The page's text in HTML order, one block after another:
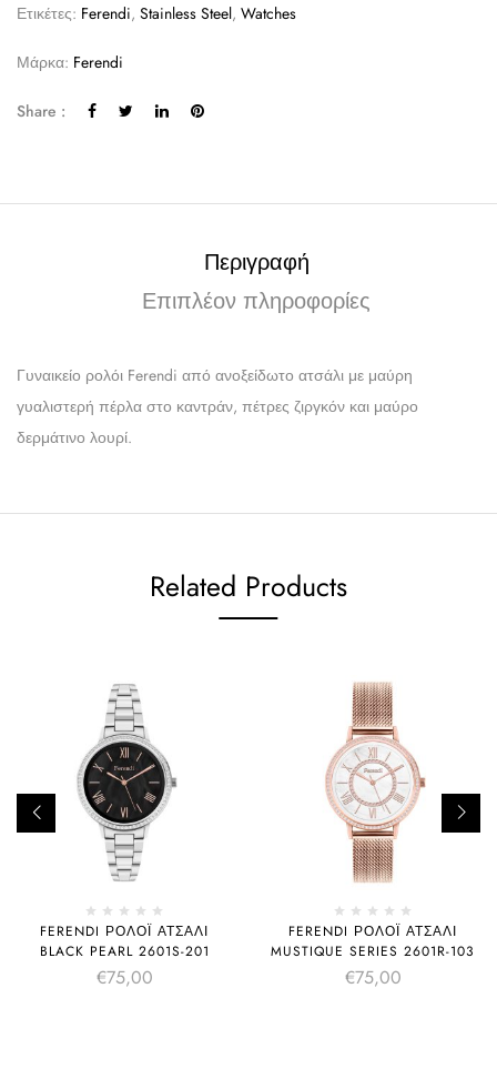
Ετικέτες: Ferendi, Stainless Steel, Watches
Μάρκα: Ferendi
Share :
Περιγραφή
Επιπλέον πληροφορίες
Γυναικείο ρολόι Ferendi από ανοξείδωτο ατσάλι με μαύρη
γυαλιστερή πέρλα στο καντράν, πέτρες ζιργκόν και μαύρο
δερμάτινο λουρί.
Related Products
FERENDI ΡΟΛΌΙ ΑΤΣΆΛΙ
BLACK PEARL 2601S-201
€75,00
FERENDI ΡΟΛΌΙ ΑΤΣΆΛΙ
MUSTIQUE SERIES 2601R-103
€75,00